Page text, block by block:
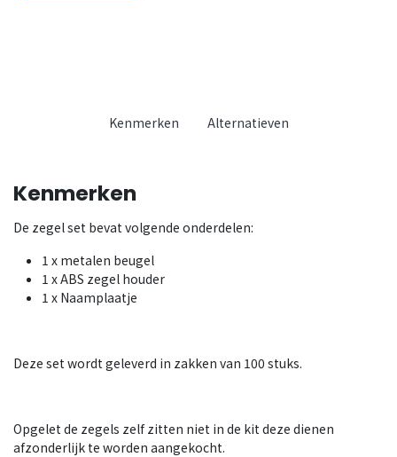
Kenmerken Alternatieven
Kenmerken
De zegel set bevat volgende onderdelen:
1 x metalen beugel
1 x ABS zegel houder
1 x Naamplaatje
Deze set wordt geleverd in zakken van 100 stuks.
Opgelet de zegels zelf zitten niet in de kit deze dienen
afzonderlijk te worden aangekocht.